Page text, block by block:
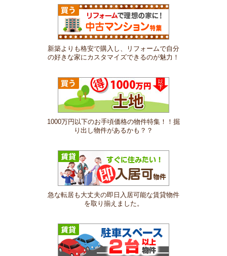
新築よりも格安で購入し、リフォームで自分
の好きな家にカスタマイズできるのが魅力！
1000万円以下のお手頃価格の物件特集！！掘
り出し物件があるかも？？
急な転居も大丈夫の即日入居可能な賃貸物件
を取り揃えました。